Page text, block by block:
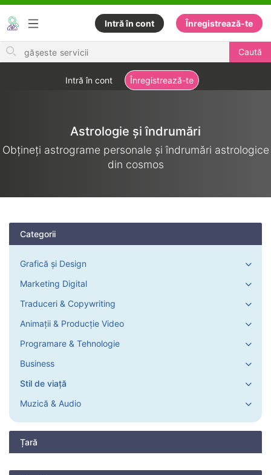
Intră în cont Înregistrează-te
Search
Caută
Intră în cont Înregistrează-te
Astrologie și îndrumări
Obțineți astrograme personale și îndrumări astrologice
din cosmos
Categorii
Grafică și Design
Marketing Digital
Traduceri & Copywriting
Animații & Producție Video
Programare & Tehnologie
Business
Stil de viață
Muzică & Audio
Țară